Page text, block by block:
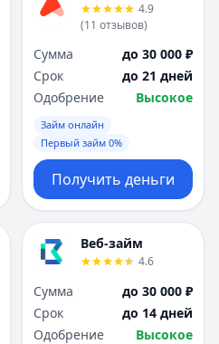
4.9
(11 отзывов)
Сумма
до 30 000 ₽
Срок
до 21 дней
Одобрение
Высокое
Займ онлайн
Первый займ 0%
Получить деньги
Веб-займ
4.6
Сумма
до 30 000 ₽
Срок
до 14 дней
Одобрение
Высокое